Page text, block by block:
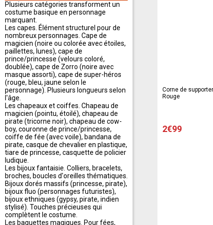
Plusieurs catégories transforment un
costume basique en personnage
marquant.
Les capes. Élément structurel pour de
nombreux personnages. Cape de
magicien (noire ou colorée avec étoiles,
paillettes, lunes), cape de
prince/princesse (velours coloré,
doublée), cape de Zorro (noire avec
masque assorti), cape de super-héros
(rouge, bleu, jaune selon le
personnage). Plusieurs longueurs selon
l'âge.
Les chapeaux et coiffes. Chapeau de
magicien (pointu, étoilé), chapeau de
pirate (tricorne noir), chapeau de cow-
boy, couronne de prince/princesse,
coiffe de fée (avec voile), bandana de
pirate, casque de chevalier en plastique,
tiare de princesse, casquette de policier
ludique.
Les bijoux fantaisie. Colliers, bracelets,
broches, boucles d'oreilles thématiques.
Bijoux dorés massifs (princesse, pirate),
bijoux fluo (personnages futuristes),
bijoux ethniques (gypsy, pirate, indien
stylisé). Touches précieuses qui
complètent le costume.
Les baguettes magiques. Pour fées,
Corne de
Rouge
2€99